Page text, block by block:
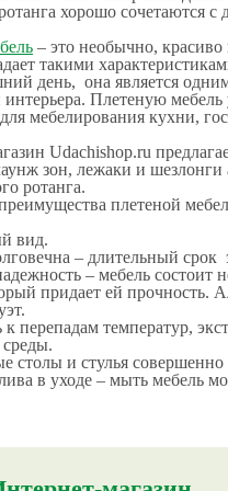
хорошо сочетаются с
– это необычно,
такими
день, она является
Плетеную мебель
мебелирования кухни,
Udachishop.ru
зон, лежаки и
ротанга.
плетеной
вид.
– длительный срок
– мебель состоит
придает ей
к перепадам температур,
среды.
столы и стулья совершенно
в уходе – мыть мебель